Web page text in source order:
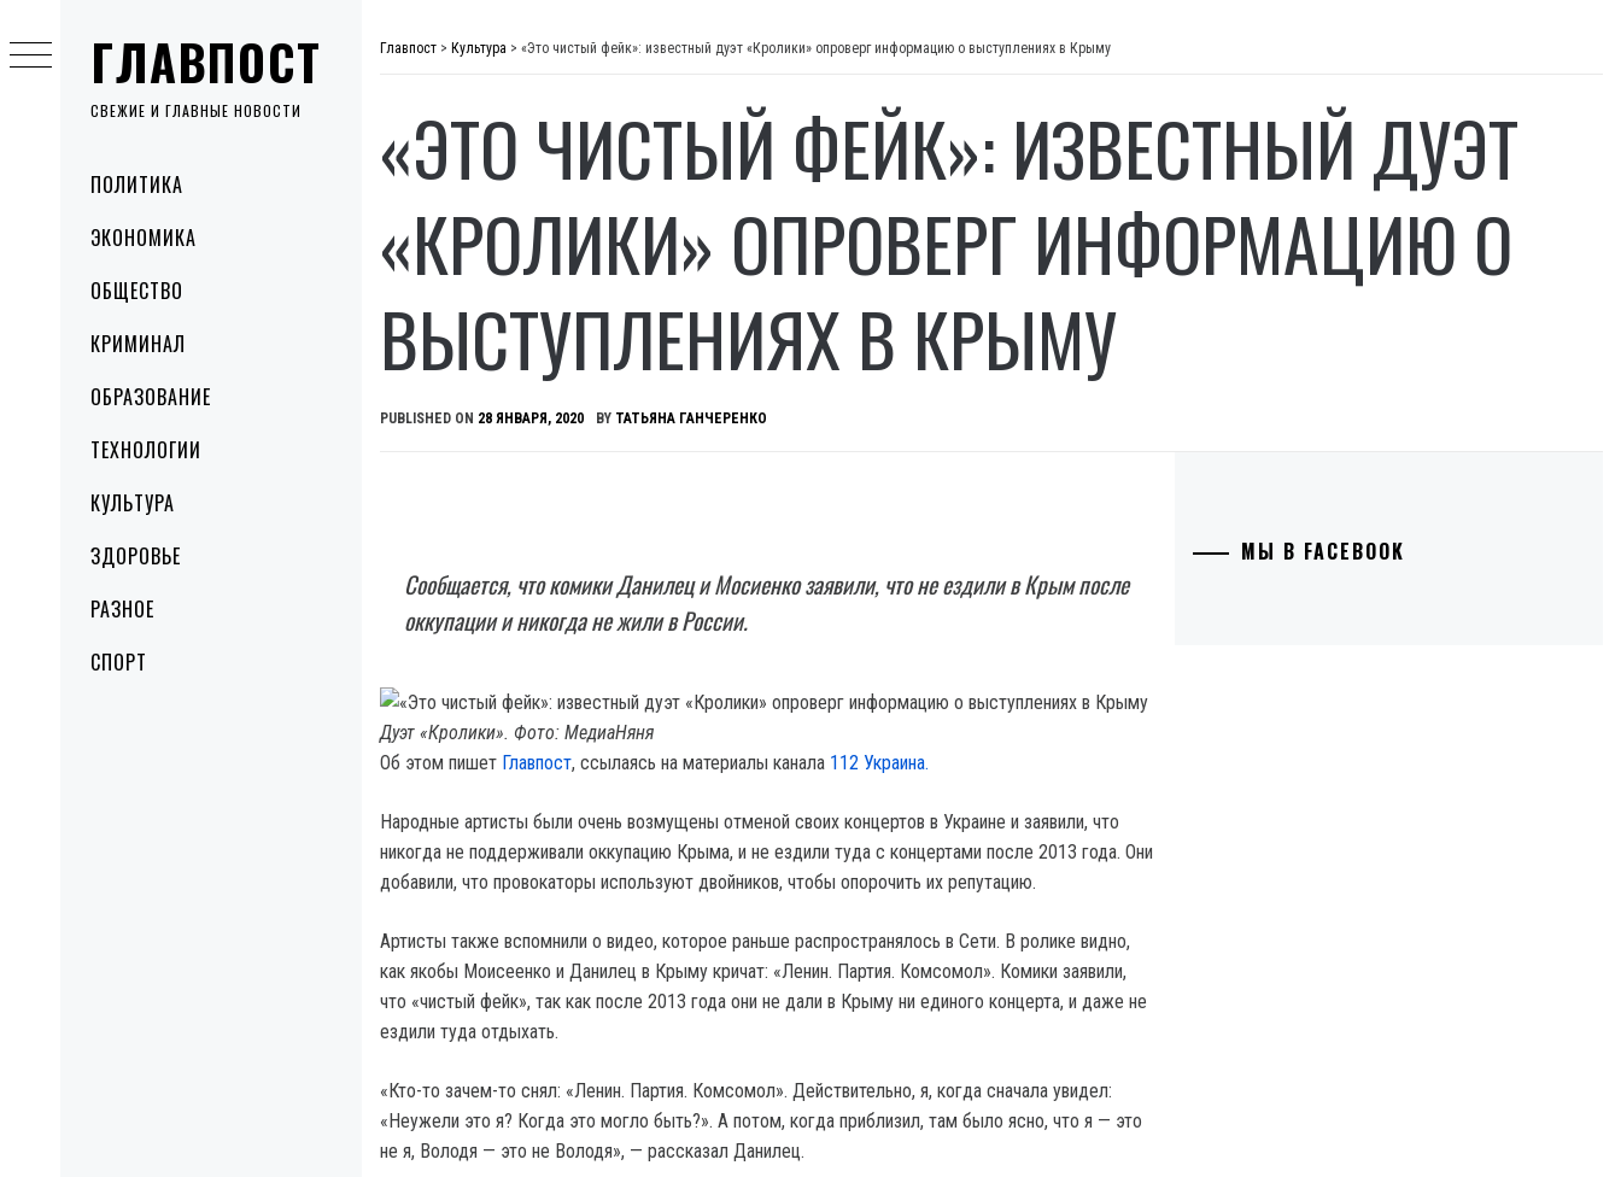
ГЛАВПОСТ
СВЕЖИЕ И ГЛАВНЫЕ НОВОСТИ
MenuПОЛИТИКА
ЭКОНОМИКА
ОБЩЕСТВО
КРИМИНАЛ
ОБРАЗОВАНИЕ
ТЕХНОЛОГИИ
КУЛЬТУРА
ЗДОРОВЬЕ
РАЗНОЕ
СПОРТ
to
content
Главпост > Культура > «Это чистый фейк»: известный дуэт «Кролики» опроверг информацию о выступлениях в Крыму
«ЭТО ЧИСТЫЙ ФЕЙК»: ИЗВЕСТНЫЙ ДУЭТ
«КРОЛИКИ» ОПРОВЕРГ ИНФОРМАЦИЮ О
ВЫСТУПЛЕНИЯХ В КРЫМУ
PUBLISHED ON 28 ЯНВАРЯ, 2020 BY ТАТЬЯНА ГАНЧЕРЕНКО
Сообщается, что комики Данилец и Мосиенко заявили, что не ездили в Крым после
оккупации и никогда не жили в России.
Дуэт «Кролики». Фото: МедиаНяня
Об этом пишет Главпост, ссылаясь на материалы канала 112 Украина.
Народные артисты были очень возмущены отменой своих концертов в Украине и заявили, что
никогда не поддерживали оккупацию Крыма, и не ездили туда с концертами после 2013 года. Они
добавили, что провокаторы используют двойников, чтобы опорочить их репутацию.
Артисты также вспомнили о видео, которое раньше распространялось в Сети. В ролике видно,
как якобы Моисеенко и Данилец в Крыму кричат: «Ленин. Партия. Комсомол». Комики заявили,
что «чистый фейк», так как после 2013 года они не дали в Крыму ни единого концерта, и даже не
ездили туда отдыхать.
«Кто-то зачем-то снял: «Ленин. Партия. Комсомол». Действительно, я, когда сначала увидел:
«Неужели это я? Когда это могло быть?». А потом, когда приблизил, там было ясно, что я — это
не я, Володя — это не Володя», — рассказал Данилец.
МЫ В FACEBOOK